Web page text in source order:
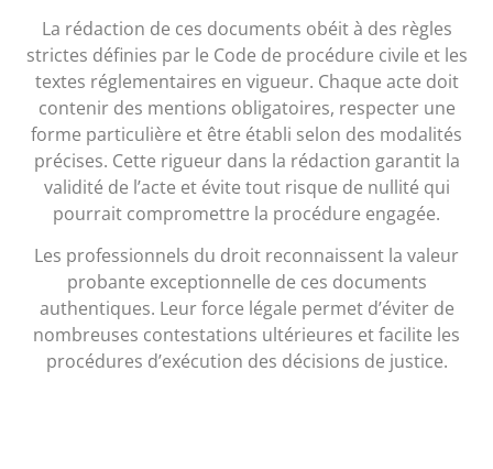
La rédaction de ces documents obéit à des règles
strictes définies par le Code de procédure civile et les
textes réglementaires en vigueur. Chaque acte doit
contenir des mentions obligatoires, respecter une
forme particulière et être établi selon des modalités
précises. Cette rigueur dans la rédaction garantit la
validité de l’acte et évite tout risque de nullité qui
pourrait compromettre la procédure engagée.
Les professionnels du droit reconnaissent la valeur
probante exceptionnelle de ces documents
authentiques. Leur force légale permet d’éviter de
nombreuses contestations ultérieures et facilite les
procédures d’exécution des décisions de justice.